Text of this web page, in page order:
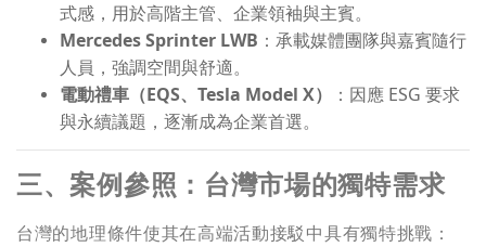
式感，用於高階主管、企業領袖與主賓。
Mercedes Sprinter LWB ：承載媒體團隊與嘉賓隨行
人員，強調空間與舒適。
電動禮車（EQS、Tesla Model X）
：因應 ESG 要求
與永續議題，逐漸成為企業首選。
三、案例參照：台灣市場的獨特需求
台灣的地理條件使其在高端活動接駁中具有獨特挑戰：